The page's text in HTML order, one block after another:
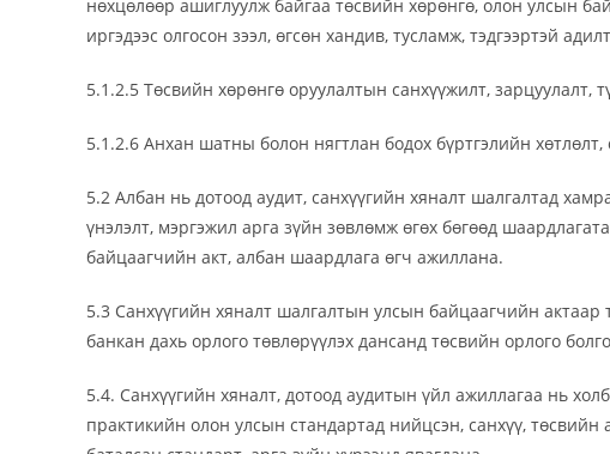
нөхцөлөөр ашиглуулж байгаа төсвийн хөрөнгө, олон улсын
иргэдээс олгосон зээл, өгсөн хандив, тусламж, тэдгээртэй
5.1.2.5 Төсвийн хөрөнгө оруулалтын санхүүжилт, зарцуулалт,
5.1.2.6 Анхан шатны болон нягтлан бодох бүртгэлийн
5.2 Албан нь дотоод аудит, санхүүгийн хяналт шалгалтад
үнэлэлт, мэргэжил арга зүйн зөвлөмж өгөх бөгөөд
байцаагчийн акт, албан шаардлага өгч ажиллана.
5.3 Санхүүгийн хяналт шалгалтын улсын байцаагчийн
банкан дахь орлого төвлөрүүлэх дансанд төсвийн орлого
5.4. Санхүүгийн хяналт, дотоод аудитын үйл ажиллагаа нь
практикийн олон улсын стандартад нийцсэн, санхүү,